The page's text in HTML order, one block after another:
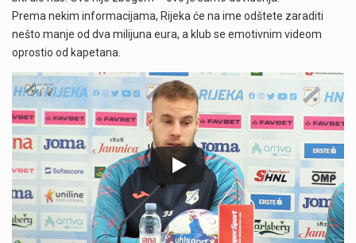
Prema nekim informacijama, Rijeka će na ime odštete zaraditi
nešto manje od dva milijuna eura, a klub se emotivnim videom
oprostio od kapetana.